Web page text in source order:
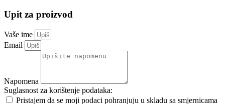
Upit za proizvod
Vaše ime
Email
Napomena
Suglasnost za korištenje podataka:
Pristajem da se moji podaci pohranjuju u skladu sa smjernicama